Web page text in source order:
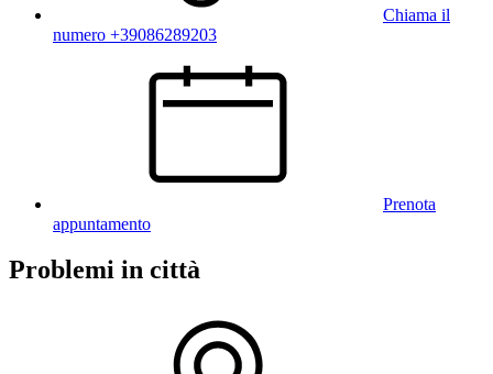
Chiama il
numero +39086289203
Prenota
appuntamento
Problemi in città